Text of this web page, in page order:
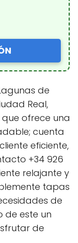
de
Real,
ofrece una
cuenta
eficiente,
+34 926
relajante y
tapas
de
de este un
de